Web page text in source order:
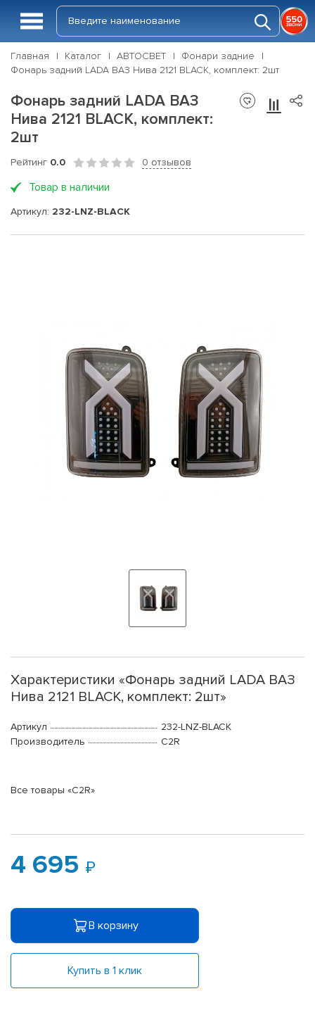
Главная Каталог АВТОСВЕТ
Фонари задние
Фонарь задний LADA ВАЗ Нива 2121 BLACK, комплект: 2шт
Фонарь задний LADA ВАЗ
Нива 2121 BLACK, комплект:
2шт
Рейтинг 0.0 0 отзывов
Товар в наличии
Артикул: 232-LNZ-BLACK
Характеристики «Фонарь задний LADA ВАЗ
Нива 2121 BLACK, комплект: 2шт»
Артикул
232-LNZ-BLACK
Производитель
C2R
Все товары «C2R»
4 695
В корзину
Купить в 1 клик